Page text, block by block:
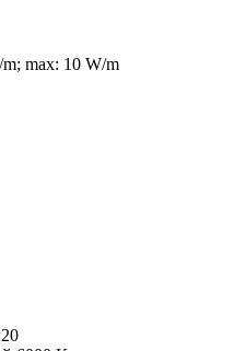
max: 10 W/m